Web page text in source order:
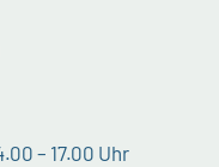
– 17.00 Uhr